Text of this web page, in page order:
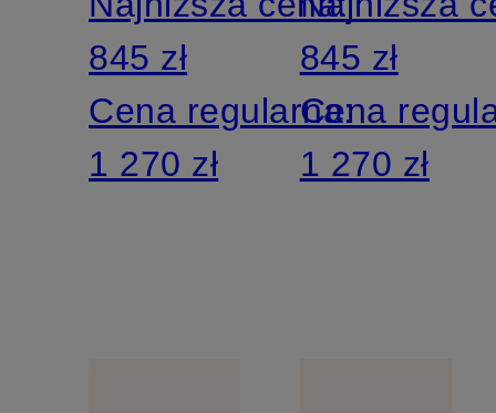
845 zł
Cena regularna:
1 270 zł
845 zł
Cena
1 270 zł